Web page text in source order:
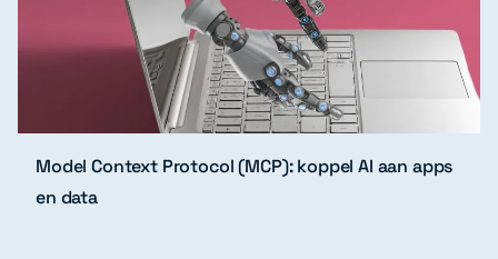
Model Context Protocol (MCP): koppel AI aan apps
en data